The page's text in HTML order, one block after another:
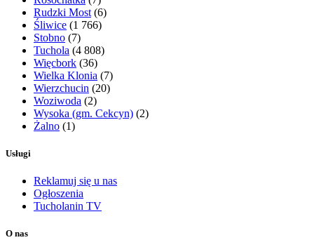
Rudzki Most (6)
Śliwice (1 766)
Stobno (7)
Tuchola (4 808)
Więcbork (36)
Wielka Klonia (7)
Wierzchucin (20)
Woziwoda (2)
Wysoka (gm. Cekcyn) (2)
Żalno (1)
Usługi
Reklamuj się u nas
Ogłoszenia
Tucholanin TV
O nas